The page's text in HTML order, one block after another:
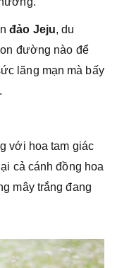
đảo Jeju, du
đường nào để
lãng mạn mà bấy
với hoa tam giác
cả cánh đồng hoa
mây trắng đang